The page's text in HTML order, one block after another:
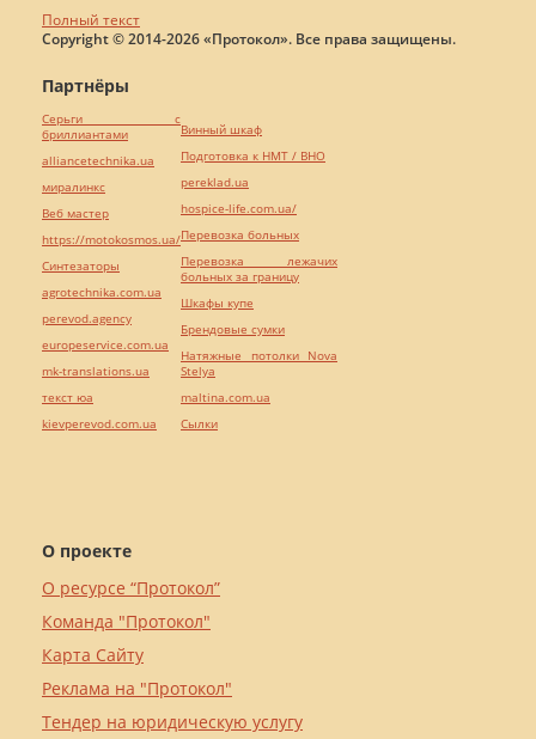
Полный текст
Copyright © 2014-2026 «Протокол». Все права защищены.
О проекте
О ресурсе “Протокол”
Команда "Протокол"
Карта Сайту
Реклама на "Протокол"
Тендер на юридическую услугу
Партнёры
Серьги с
бриллиантами
alliancetechnika.ua
миралинкс
Веб мастер
https://motokosmos.ua/
Синтезаторы
agrotechnika.com.ua
perevod.agency
europeservice.com.ua
mk-translations.ua
текст юа
kievperevod.com.ua
Винный шкаф
Подготовка к НМТ / ВНО
pereklad.ua
hospice-life.com.ua/
Перевозка больных
Перевозка лежачих
больных за границу
Шкафы купе
Брендовые сумки
Натяжные потолки Nova
Stelya
maltina.com.ua
Cылки